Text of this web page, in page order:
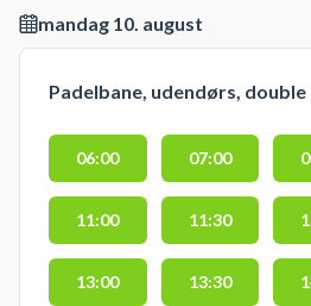
mandag 10. august
Padelbane, udendørs, double
06:00 07:00
11:00 11:30
13:00 13:30